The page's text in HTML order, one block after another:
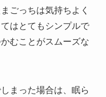
ごっちは気持ちよく
はとてもシンプルで
むことがスムーズな
まった場合は、眠ら